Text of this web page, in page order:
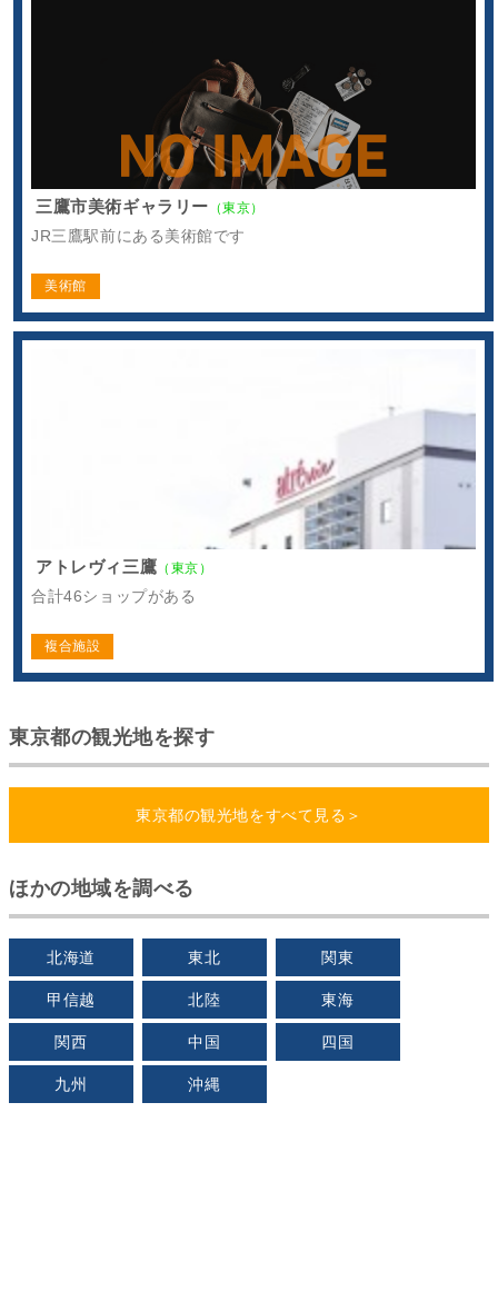
三鷹市美術ギャラリー （東京）
JR三鷹駅前にある美術館です
美術館
アトレヴィ三鷹 （東京）
合計46ショップがある
複合施設
東京都の観光地を探す
東京都の観光地をすべて見る＞
ほかの地域を調べる
北海道 東北 関東
甲信越 北陸 東海
関西 中国 四国
九州 沖縄